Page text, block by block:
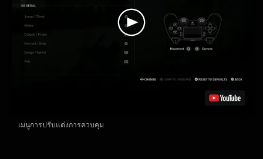
เมนูการปรับแต่งการควบคุม